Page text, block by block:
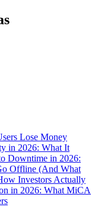
Lose Money
in 2026: What It
Downtime in 2026:
Offline (And What
Investors Actually
in 2026: What MiCA